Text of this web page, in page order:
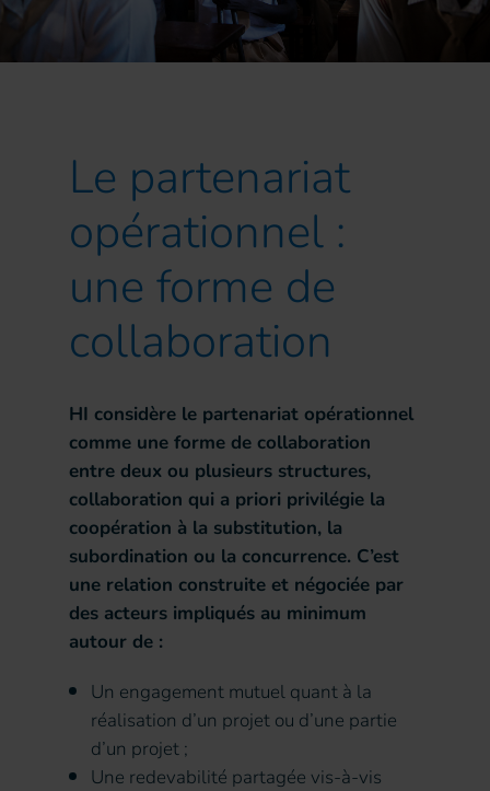
Le partenariat
opérationnel :
une forme de
collaboration
HI considère le partenariat opérationnel
comme une forme de collaboration
entre deux ou plusieurs structures,
collaboration qui a priori privilégie la
coopération à la substitution, la
subordination ou la concurrence. C’est
une relation construite et négociée par
des acteurs impliqués au minimum
autour de :
Un engagement mutuel quant à la
réalisation d’un projet ou d’une partie
d’un projet ;
Une redevabilité partagée vis-à-vis